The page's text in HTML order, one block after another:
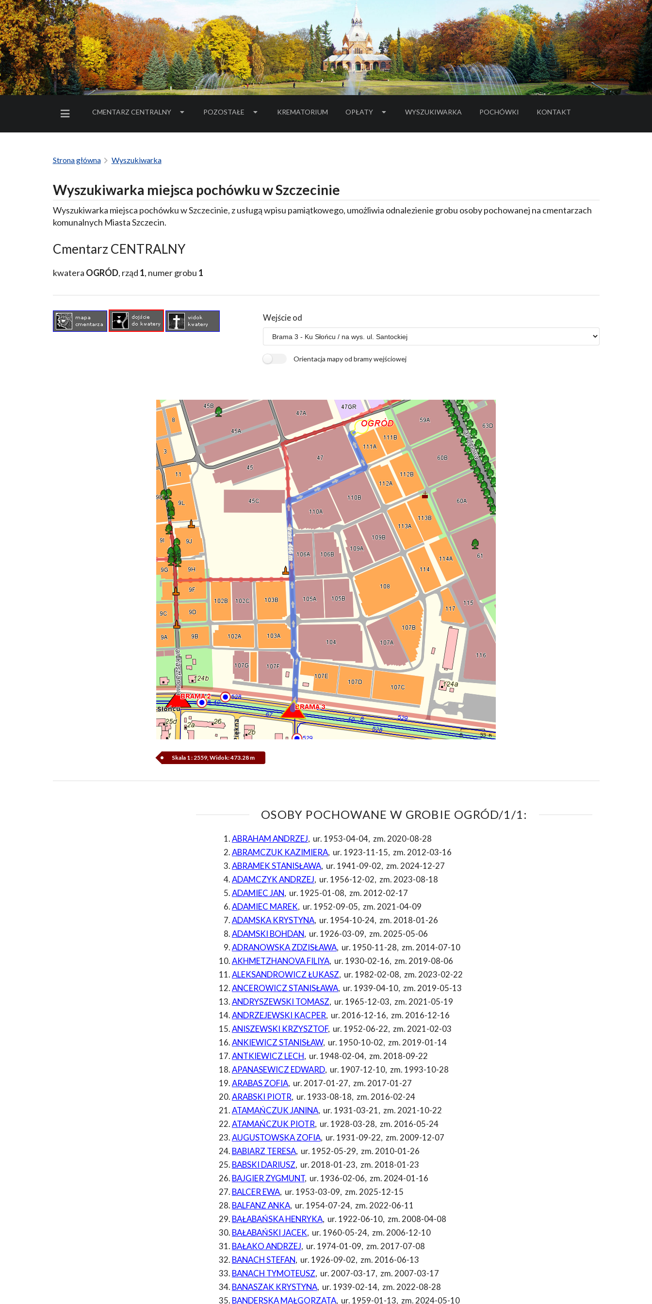
MENU BOCZNE
CMENTARZ CENTRALNY POZOSTAŁE KREMATORIUM OPŁATY WYSZUKIWARKA POCHÓWKI
- LINK DO SERWISU ZEWNĘTRZNEGO
KONTAKT
Strona główna Wyszukiwarka
Wyszukiwarka miejsca pochówku w Szczecinie
Wyszukiwarka miejsca pochówku w Szczecinie, z usługą wpisu pamiątkowego, umożliwia odnalezienie grobu osoby pochowanej na cmentarzach
komunalnych Miasta Szczecin.
Cmentarz CENTRALNY
kwatera OGRÓD, rząd 1, numer grobu 1
Wejście od
Orientacja mapy od bramy wejściowej
Skala 1 : 2559, Widok: 473.28 m
OSOBY POCHOWANE W GROBIE OGRÓD/1/1:
ABRAHAM ANDRZEJ, ur. 1953-04-04, zm. 2020-08-28
ABRAMCZUK KAZIMIERA, ur. 1923-11-15, zm. 2012-03-16
ABRAMEK STANISŁAWA, ur. 1941-09-02, zm. 2024-12-27
ADAMCZYK ANDRZEJ, ur. 1956-12-02, zm. 2023-08-18
ADAMIEC JAN, ur. 1925-01-08, zm. 2012-02-17
ADAMIEC MAREK, ur. 1952-09-05, zm. 2021-04-09
ADAMSKA KRYSTYNA, ur. 1954-10-24, zm. 2018-01-26
ADAMSKI BOHDAN, ur. 1926-03-09, zm. 2025-05-06
ADRANOWSKA ZDZISŁAWA, ur. 1950-11-28, zm. 2014-07-10
AKHMETZHANOVA FILIYA, ur. 1930-02-16, zm. 2019-08-06
ALEKSANDROWICZ ŁUKASZ, ur. 1982-02-08, zm. 2023-02-22
ANCEROWICZ STANISŁAWA, ur. 1939-04-10, zm. 2019-05-13
ANDRYSZEWSKI TOMASZ, ur. 1965-12-03, zm. 2021-05-19
ANDRZEJEWSKI KACPER, ur. 2016-12-16, zm. 2016-12-16
ANISZEWSKI KRZYSZTOF, ur. 1952-06-22, zm. 2021-02-03
ANKIEWICZ STANISŁAW, ur. 1950-10-02, zm. 2019-01-14
ANTKIEWICZ LECH, ur. 1948-02-04, zm. 2018-09-22
APANASEWICZ EDWARD, ur. 1907-12-10, zm. 1993-10-28
ARABAS ZOFIA, ur. 2017-01-27, zm. 2017-01-27
ARABSKI PIOTR, ur. 1933-08-18, zm. 2016-02-24
ATAMAŃCZUK JANINA, ur. 1931-03-21, zm. 2021-10-22
ATAMAŃCZUK PIOTR, ur. 1928-03-28, zm. 2016-05-24
AUGUSTOWSKA ZOFIA, ur. 1931-09-22, zm. 2009-12-07
BABIARZ TERESA, ur. 1952-05-29, zm. 2010-01-26
BABSKI DARIUSZ, ur. 2018-01-23, zm. 2018-01-23
BAJGIER ZYGMUNT, ur. 1936-02-06, zm. 2024-01-16
BALCER EWA, ur. 1953-03-09, zm. 2025-12-15
BALFANZ ANKA, ur. 1954-07-24, zm. 2022-06-11
BAŁABAŃSKA HENRYKA, ur. 1922-06-10, zm. 2008-04-08
BAŁABAŃSKI JACEK, ur. 1960-05-24, zm. 2006-12-10
BAŁAKO ANDRZEJ, ur. 1974-01-09, zm. 2017-07-08
BANACH STEFAN, ur. 1926-09-02, zm. 2016-06-13
BANACH TYMOTEUSZ, ur. 2007-03-17, zm. 2007-03-17
BANASZAK KRYSTYNA, ur. 1939-02-14, zm. 2022-08-28
BANDERSKA MAŁGORZATA, ur. 1959-01-13, zm. 2024-05-10